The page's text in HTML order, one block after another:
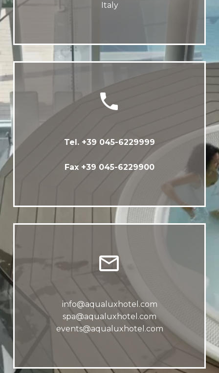
Italy


Tel. +39 045-6229999
Fax +39 045-6229900


info@aqualuxhotel.com
spa@aqualuxhotel.com
events@aqualuxhotel.com